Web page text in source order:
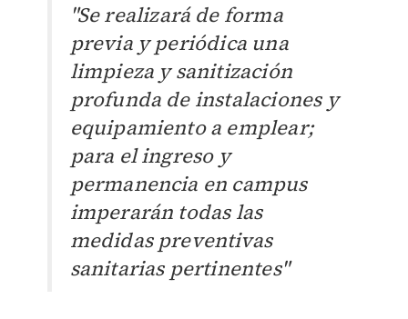
"Se realizará de forma
previa y periódica una
limpieza y sanitización
profunda de instalaciones y
equipamiento a emplear;
para el ingreso y
permanencia en campus
imperarán todas las
medidas preventivas
sanitarias pertinentes"